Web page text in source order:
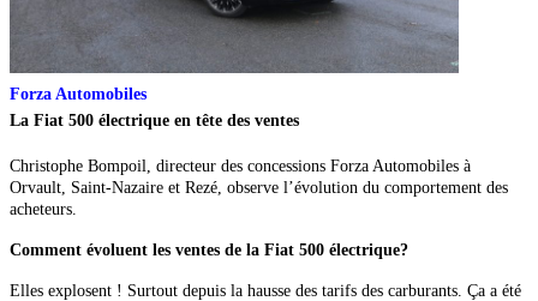
Forza Automobiles
La Fiat 500 électrique en tête des ventes
Christophe Bompoil, directeur des concessions Forza Automobiles à
Orvault, Saint-Nazaire et Rezé, observe l’évolution du comportement des
acheteurs.
Comment évoluent les ventes de la Fiat 500 électrique?
Elles explosent ! Surtout depuis la hausse des tarifs des carburants. Ça a été